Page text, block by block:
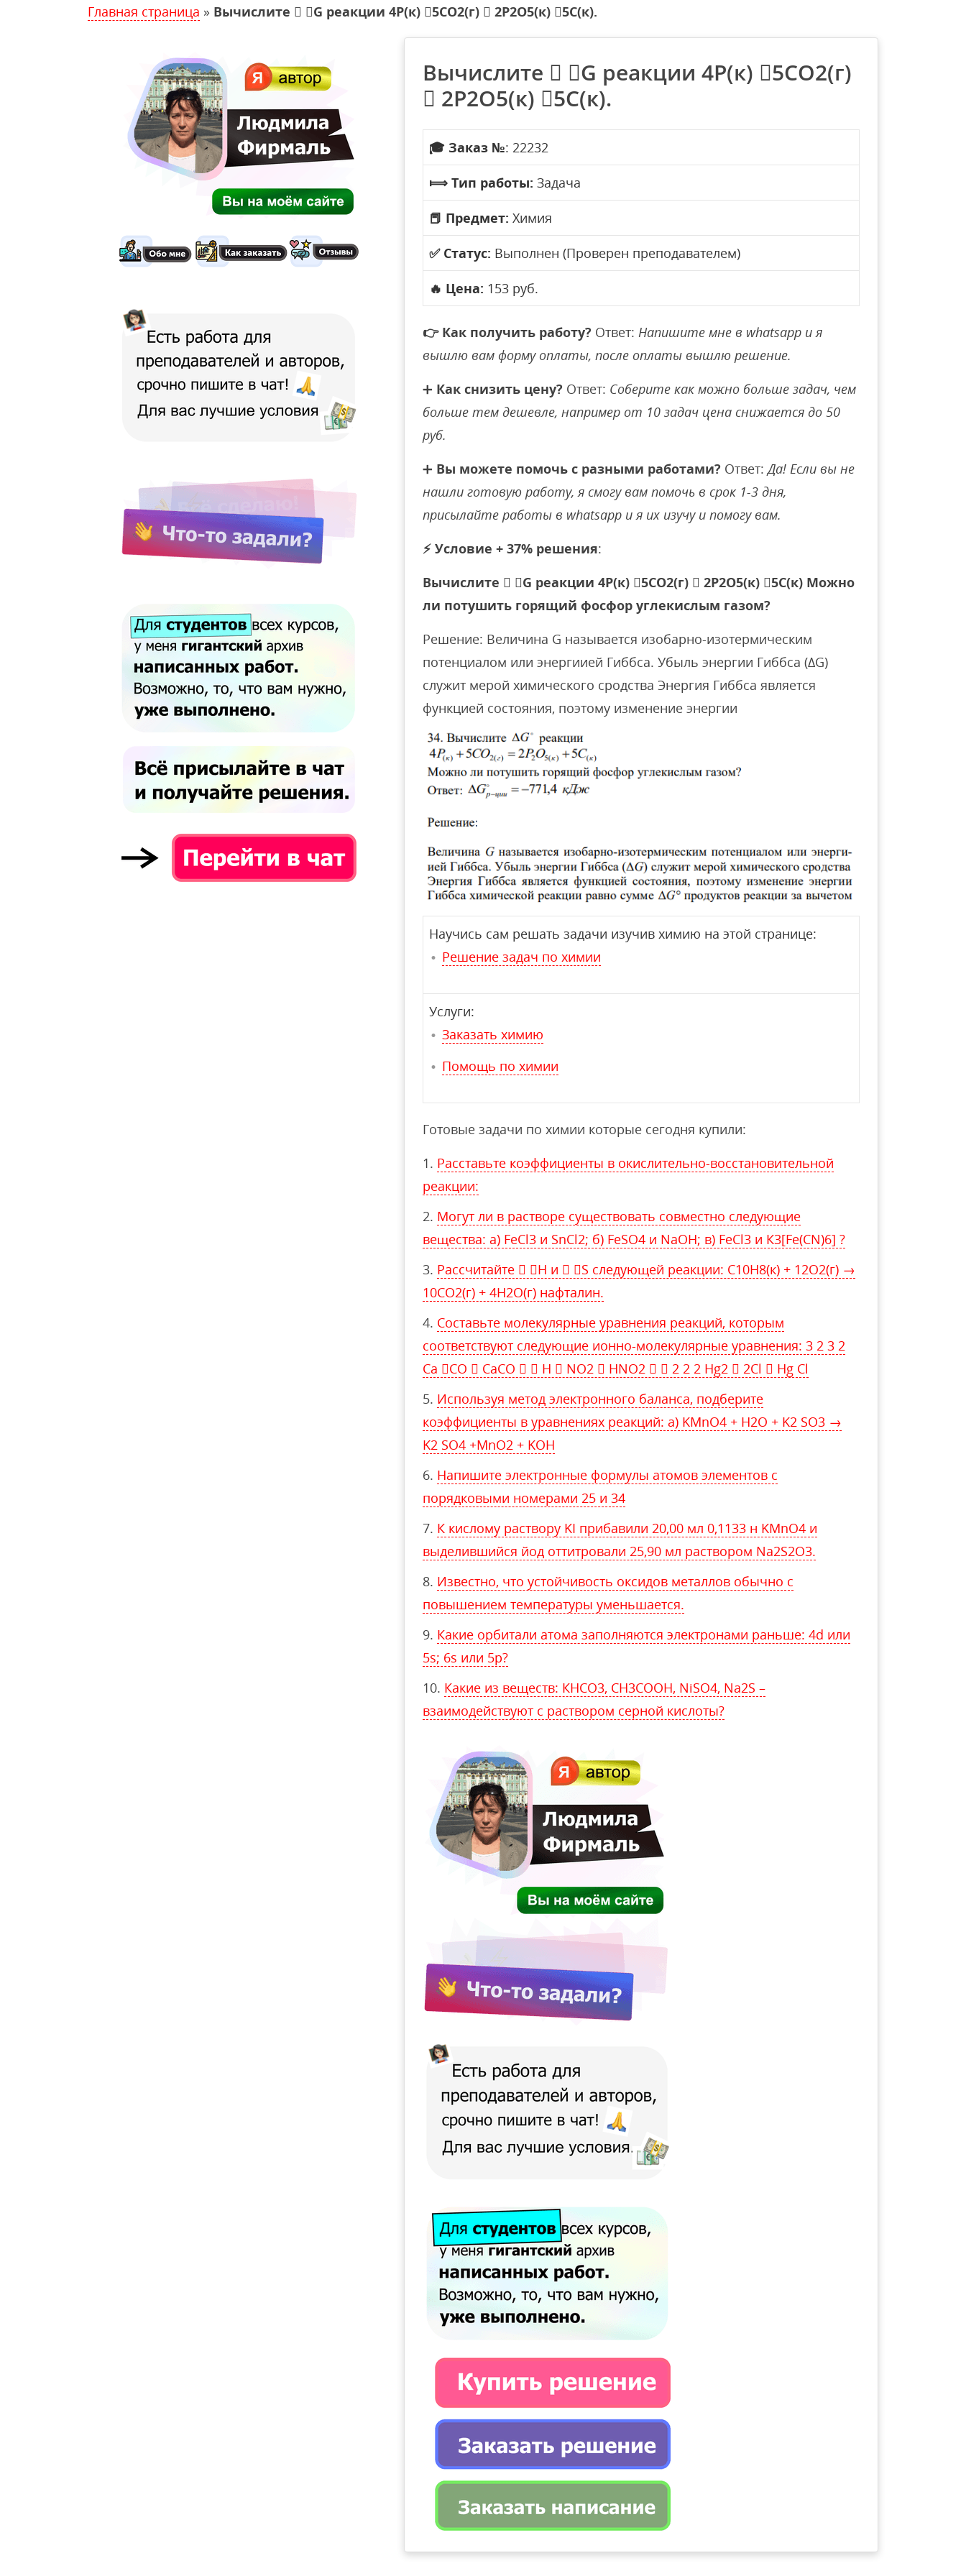
Главная страница » Вычислите  G реакции 4P(к) 5CO2(г)  2P2O5(к) 5C(к).
Вычислите  G реакции 4P(к) 5CO2(г)
 2P2O5(к) 5C(к).
🎓 Заказ №: 22232
⟾ Тип работы: Задача
📕 Предмет: Химия
✅ Статус: Выполнен (Проверен преподавателем)
🔥 Цена: 153 руб.
👉 Как получить работу? Ответ: Напишите мне в whatsapp и я
вышлю вам форму оплаты, после оплаты вышлю решение.
➕ Как снизить цену? Ответ: Соберите как можно больше задач, чем
больше тем дешевле, например от 10 задач цена снижается до 50
руб.
➕ Вы можете помочь с разными работами? Ответ:Да! Если вы не
нашли готовую работу, я смогу вам помочь в срок 1-3 дня,
присылайте работы в whatsapp и я их изучу и помогу вам.
⚡ Условие + 37% решения:
Вычислите  G реакции 4P(к) 5CO2(г)  2P2O5(к) 5C(к) Можно
ли потушить горящий фосфор углекислым газом?
Решение: Величина G называется изобарно-изотермическим
потенциалом или энергиией Гиббса. Убыль энергии Гиббса (ΔG)
служит мерой химического сродства Энергия Гиббса является
функцией состояния, поэтому изменение энергии
Научись сам решать задачи изучив химию на этой странице:
Решение задач по химии
Услуги:
Заказать химию
Помощь по химии
Готовые задачи по химии которые сегодня купили:
Расставьте коэффициенты в окислительно-восстановительной
реакции:
Могут ли в растворе существовать совместно следующие
вещества: а) FeCl3 и SnCl2; б) FeSO4 и NaOH; в) FeCl3 и К3[Fe(CN)6] ?
Рассчитайте  H и  S следующей реакции: C10H8(к) + 12O2(г) →
10CO2(г) + 4H2O(г) нафталин.
Составьте молекулярные уравнения реакций, которым
соответствуют следующие ионно-молекулярные уравнения: 3 2 3 2
Сa CO  CaCO   H  NO2  HNO2   2 2 2 Hg2  2Cl  Hg Cl
Используя метод электронного баланса, подберите
коэффициенты в уравнениях реакций: а) KMnO4 + H2O + K2 SO3 →
K2 SO4 +MnO2 + KOH
Напишите электронные формулы атомов элементов с
порядковыми номерами 25 и 34
К кислому раствору KI прибавили 20,00 мл 0,1133 н KMnO4 и
выделившийся йод оттитровали 25,90 мл раствором Na2S2O3.
Известно, что устойчивость оксидов металлов обычно с
повышением температуры уменьшается.
Какие орбитали атома заполняются электронами раньше: 4d или
5s; 6s или 5p?
Какие из веществ: КНСО3, СН3СООН, NiSO4, Na2S –
взаимодействуют с раствором серной кислоты?